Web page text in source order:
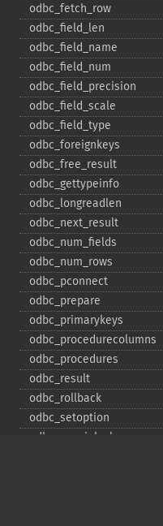
odbc_​fetch_​row
odbc_​field_​len
odbc_​field_​name
odbc_​field_​num
odbc_​field_​precision
odbc_​field_​scale
odbc_​field_​type
odbc_​foreignkeys
odbc_​free_​result
odbc_​gettypeinfo
odbc_​longreadlen
odbc_​next_​result
odbc_​num_​fields
odbc_​num_​rows
odbc_​pconnect
odbc_​prepare
odbc_​primarykeys
odbc_​procedurecolumns
odbc_​procedures
odbc_​result
odbc_​rollback
odbc_​setoption
odbc_​specialcolumns